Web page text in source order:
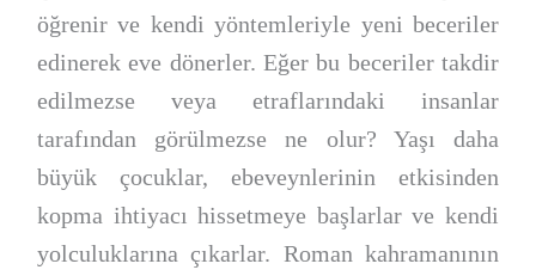
öğrenir ve kendi yöntemleriyle yeni beceriler
edinerek eve dönerler. Eğer bu beceriler takdir
edilmezse veya etraflarındaki insanlar
tarafından görülmezse ne olur? Yaşı daha
büyük çocuklar, ebeveynlerinin etkisinden
kopma ihtiyacı hissetmeye başlarlar ve kendi
yolculuklarına çıkarlar. Roman kahramanının